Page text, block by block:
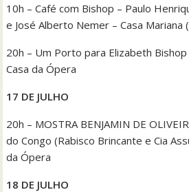
10h – Café com Bishop – Paulo
e José Alberto Nemer – Casa Mariana
20h – Um Porto para Elizabeth
Casa da Ópera
17 DE JULHO
20h – MOSTRA BENJAMIN DE
do Congo (Rabisco Brincante e Cia
da Ópera
18 DE JULHO